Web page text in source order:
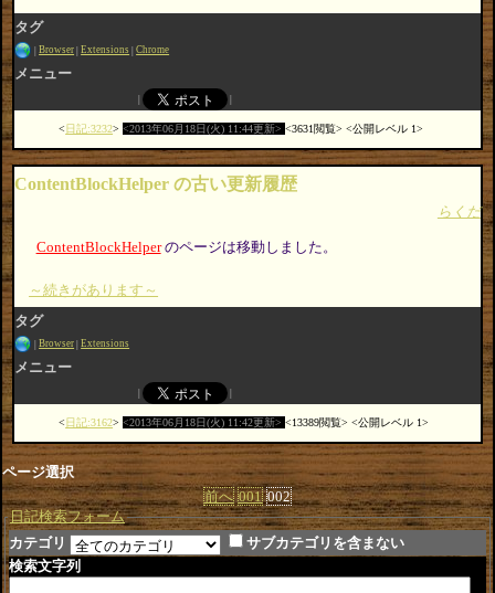
タグ
Browser Extensions Chrome
メニュー
日記:3232 2013年06月18日(火) 11:44更新 3631閲覧 公開レベル 1
ContentBlockHelper の古い更新履歴
らくだ
ContentBlockHelperのページは移動しました。
～続きがあります～
タグ
Browser Extensions
メニュー
日記:3162 2013年06月18日(火) 11:42更新 13389閲覧 公開レベル 1
ページ選択
前へ 001 002
日記検索フォーム
カテゴリ
サブカテゴリを含まない
検索文字列